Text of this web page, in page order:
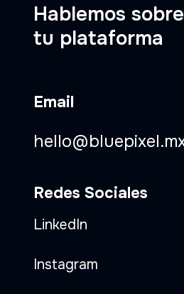
Hablemos sobre
tu plataforma
Email
Redes Sociales
LinkedIn
Instagram